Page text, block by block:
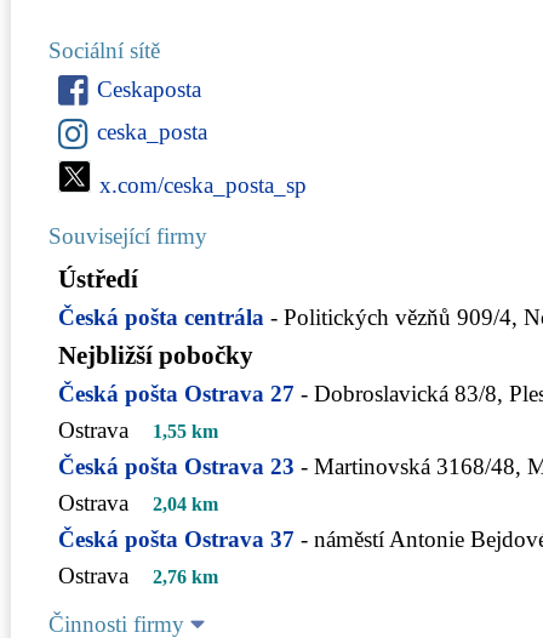
Sociální sítě
Ceskaposta
ceska_posta
x.com/ceska_posta_sp
Související firmy
Ústředí
Česká pošta centrála - Politických vězňů 909/4,
Nejbližší pobočky
Česká pošta Ostrava 27 - Dobroslavická 83/8,
Ostrava
1,55 km
Česká pošta Ostrava 23 - Martinovská 3168/48,
Ostrava
2,04 km
Česká pošta Ostrava 37 - náměstí Antonie
Ostrava
2,76 km
Činnosti firmy